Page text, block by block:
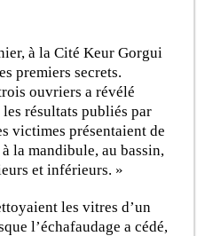
à la Cité Keur Gorgui
premiers secrets.
ouvriers a révélé
résultats publiés par
victimes présentaient de
la mandibule, au bassin,
et inférieurs. »
les vitres d’un
l’échafaudage a cédé,